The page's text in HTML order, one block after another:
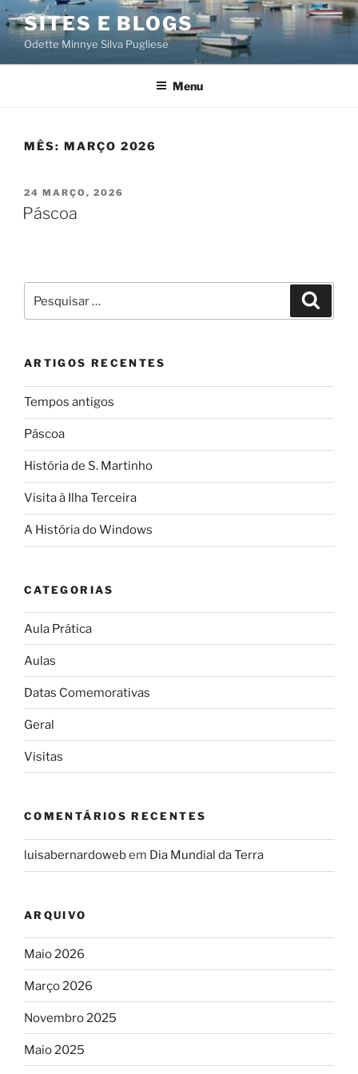
Saltar
para
conteúdo
SITES E BLOGS
Odette Minnye Silva Pugliese
Menu
MÊS: MARÇO 2026
PUBLICADO
EM
24 MARÇO, 2026
Páscoa
por:
ARTIGOS RECENTES
Tempos antigos
Páscoa
História de S. Martinho
Visita à Ilha Terceira
A História do Windows
CATEGORIAS
Aula Prática
Aulas
Datas Comemorativas
Geral
Visitas
COMENTÁRIOS RECENTES
luisabernardowebem Dia Mundial da Terra
ARQUIVO
Maio 2026
Março 2026
Novembro 2025
Maio 2025